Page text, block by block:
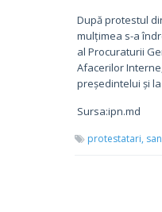
După protestul
mulțimea s-a
al Procuraturii
Afacerilor
președintelui și
Sursa:ipn.md
protestatari,